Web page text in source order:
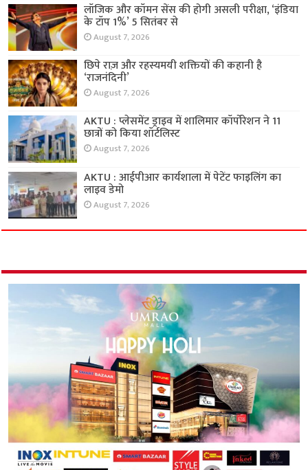
लॉजिक और कॉमन सेंस की होगी असली परीक्षा, ‘इंडिया
के टॉप 1%’ 5 सितंबर से
August 7, 2026
छिपे राज़ और रहस्यमयी शक्तियों की कहानी है
‘राजनंदिनी’
August 7, 2026
AKTU : प्लेसमेंट ड्राइव में शालिमार कॉर्पोरेशन ने 11
छात्रों को किया शॉर्टलिस्ट
August 7, 2026
AKTU : आईपीआर कार्यशाला में पेटेंट फाइलिंग का
लाइव डेमो
August 7, 2026